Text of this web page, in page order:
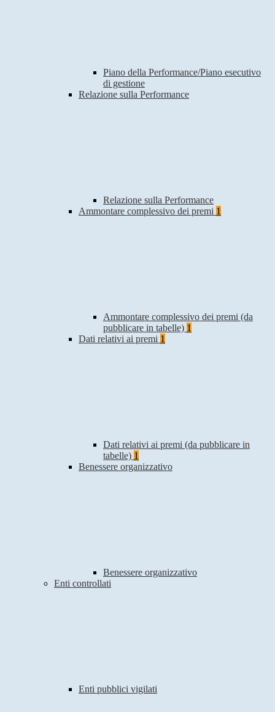
Piano della Performance/Piano esecutivo
di gestione
Relazione sulla Performance
Relazione sulla Performance
Ammontare complessivo dei premi 1
Ammontare complessivo dei premi (da
pubblicare in tabelle) 1
Dati relativi ai premi 1
Dati relativi ai premi (da pubblicare in
tabelle) 1
Benessere organizzativo
Benessere organizzativo
Enti controllati
Enti pubblici vigilati